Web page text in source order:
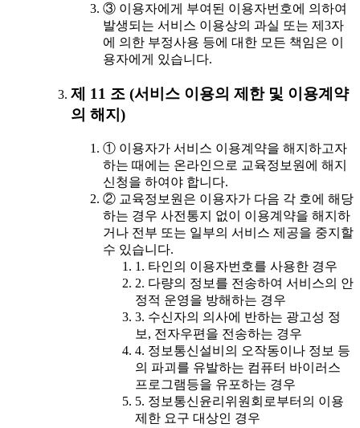
③ 이용자에게 부여된 이용자번호에 의하여
발생되는 서비스 이용상의 과실 또는 제3자
에 의한 부정사용 등에 대한 모든 책임은 이
용자에게 있습니다.
제 11 조 (서비스 이용의 제한 및 이용계약
의 해지)
① 이용자가 서비스 이용계약을 해지하고자
하는 때에는 온라인으로 교육정보원에 해지
신청을 하여야 합니다.
② 교육정보원은 이용자가 다음 각 호에 해당
하는 경우 사전통지 없이 이용계약을 해지하
거나 전부 또는 일부의 서비스 제공을 중지할
수 있습니다.
1. 타인의 이용자번호를 사용한 경우
2. 다량의 정보를 전송하여 서비스의 안
정적 운영을 방해하는 경우
3. 수신자의 의사에 반하는 광고성 정
보, 전자우편을 전송하는 경우
4. 정보통신설비의 오작동이나 정보 등
의 파괴를 유발하는 컴퓨터 바이러스
프로그램등을 유포하는 경우
5. 정보통신윤리위원회로부터의 이용
제한 요구 대상인 경우